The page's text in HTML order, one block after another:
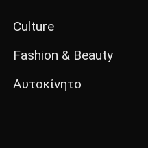
Culture
Fashion & Beauty
Αυτοκίνητο